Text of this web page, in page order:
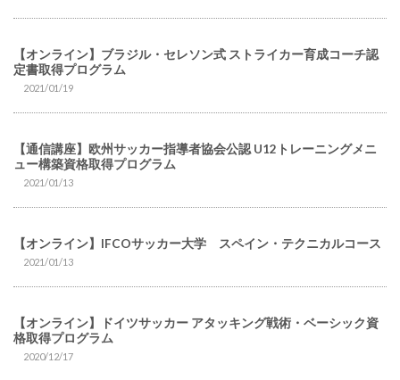
【オンライン】ブラジル・セレソン式 ストライカー育成コーチ認
定書取得プログラム
2021/01/19
【通信講座】欧州サッカー指導者協会公認 U12トレーニングメニ
ュー構築資格取得プログラム
2021/01/13
【オンライン】IFCOサッカー大学 スペイン・テクニカルコース
2021/01/13
【オンライン】ドイツサッカー アタッキング戦術・ベーシック資
格取得プログラム
2020/12/17